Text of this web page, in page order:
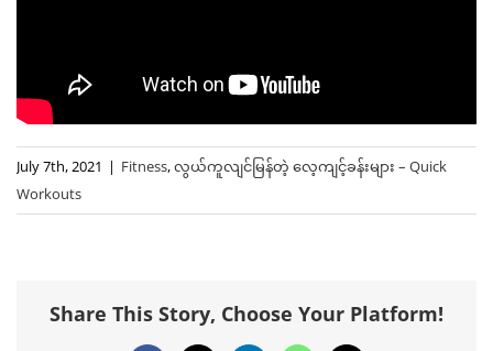
July 7th, 2021 | Fitness,လွယ်ကူလျင်မြန်တဲ့ ‌လေ့ကျင့်ခန်းများ – Quick
Workouts
Share This Story, Choose Your Platform!